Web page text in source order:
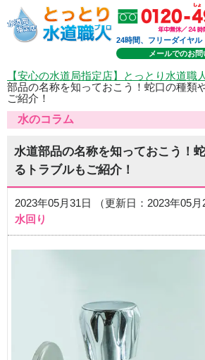
24時間、フリーダイヤル
メールでのお問
【安心の水道局指定店】とっとり水道職人
部品の名称を知っておこう！蛇口の種類
ご紹介！
水のコラム
水道部品の名称を知っておこう！
るトラブルもご紹介！
2023年05月31日 （更新日：2023年05月
水回り